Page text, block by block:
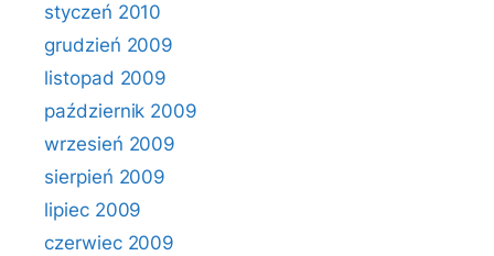
styczeń 2010
grudzień 2009
listopad 2009
październik 2009
wrzesień 2009
sierpień 2009
lipiec 2009
czerwiec 2009